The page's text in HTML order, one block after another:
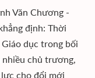
Văn Chương -
định: Thời
dục trong bối
nhiều chủ trương,
cho đổi mới